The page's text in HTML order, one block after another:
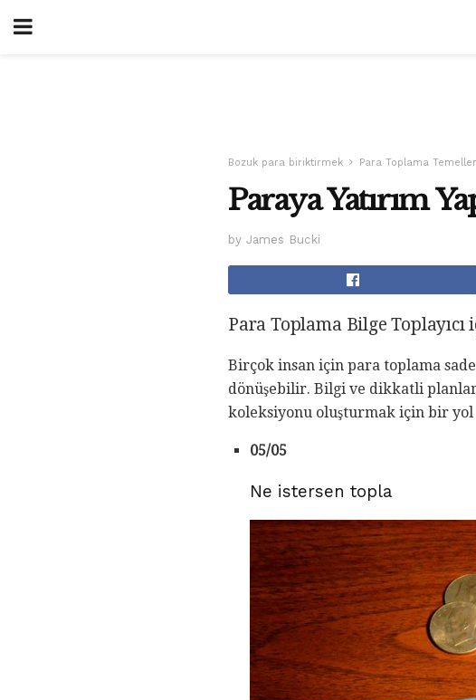
Bozuk para biriktirmek Para Toplama
Paraya Yatırım
by James Bucki
Para Toplama Bilge
Birçok insan için para toplama
dönüşebilir. Bilgi ve dikkatli
koleksiyonu oluşturmak için bir yol
05/05
Ne istersen topla